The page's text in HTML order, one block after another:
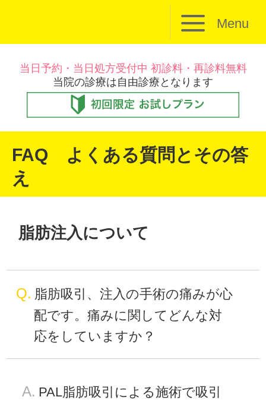
Menu
当日予約・当日処方受付中 初診料・再診料無料
当院の診療は自由診療となります
FAQ よくある質問とその答
え
脂肪注入について
Q. 脂肪吸引、注入の手術の痛みが心
配です。痛みに関してどんな対
応をしていますか？
A. PAL脂肪吸引による施術で吸引